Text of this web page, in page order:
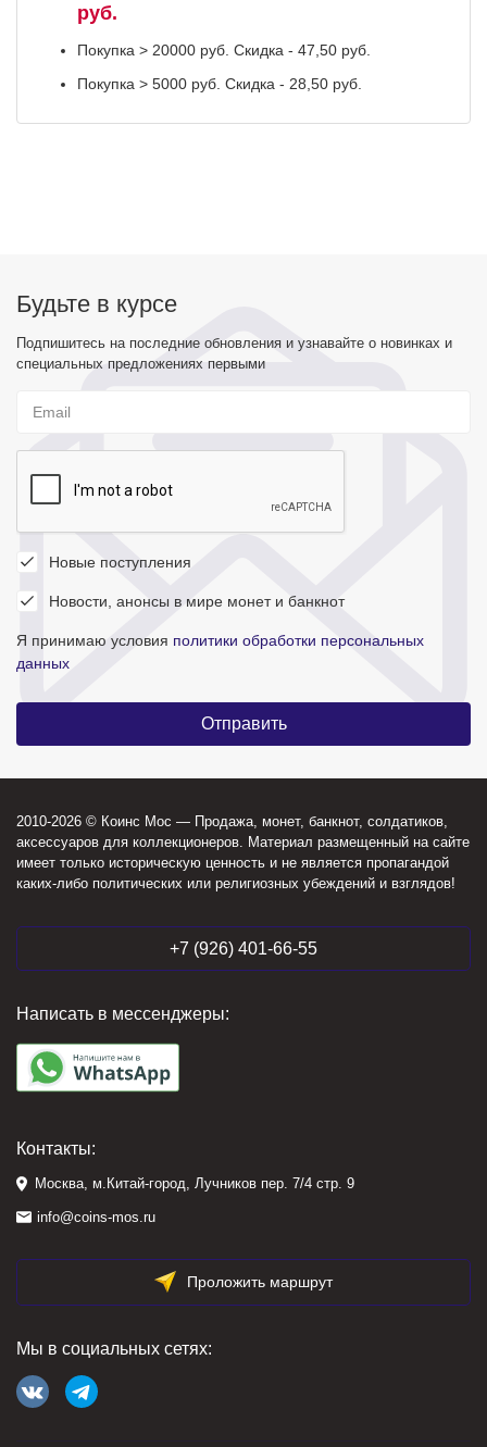
руб.
Покупка > 20000 руб. Скидка - 47,50 руб.
Покупка > 5000 руб. Скидка - 28,50 руб.
Будьте в курсе
Подпишитесь на последние обновления и узнавайте о новинках и
специальных предложениях первыми
Новые поступления
Новости, анонсы в мире монет и банкнот
Я принимаю условия политики обработки персональных
данных
2010-2026 © Коинс Мос — Продажа, монет, банкнот, солдатиков,
аксессуаров для коллекционеров. Материал размещенный на сайте
имеет только историческую ценность и не является пропагандой
каких-либо политических или религиозных убеждений и взглядов!
+7 (926) 401-66-55
Написать в мессенджеры:
Контакты:
Москва, м.Китай-город, Лучников пер. 7/4 стр. 9
info@coins-mos.ru
Проложить маршрут
Мы в социальных сетях: